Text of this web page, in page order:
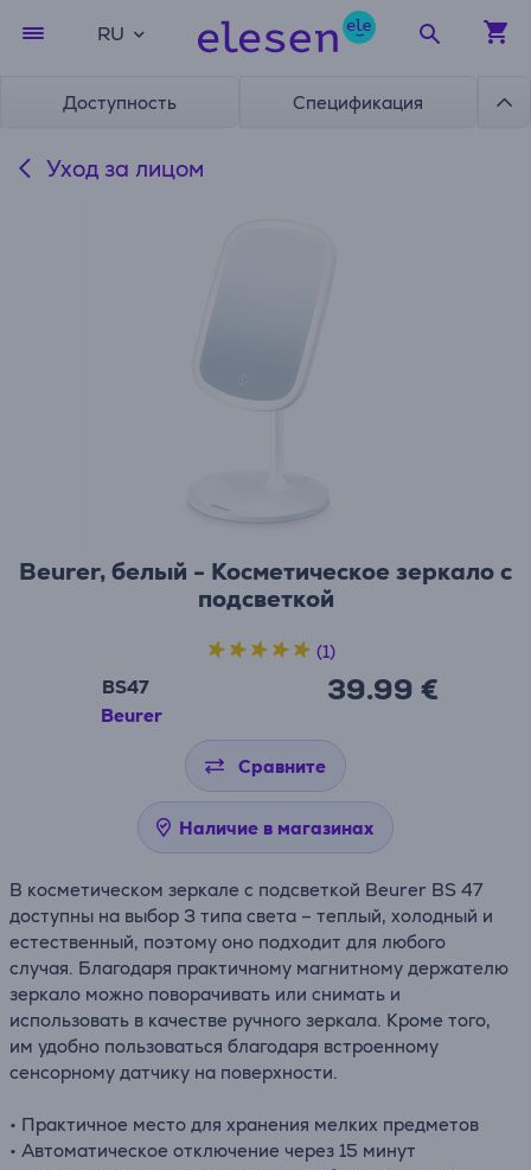
RU
Доступность Спецификация
Уход за лицом
Beurer, белый - Косметическое зеркало с
подсветкой
BS47
Beurer
39.99 €
(1)
Сравните
Наличие в магазинах
В косметическом зеркале с подсветкой Beurer BS 47
доступны на выбор 3 типа света – теплый, холодный и
естественный, поэтому оно подходит для любого
случая. Благодаря практичному магнитному держателю
зеркало можно поворачивать или снимать и
использовать в качестве ручного зеркала. Кроме того,
им удобно пользоваться благодаря встроенному
сенсорному датчику на поверхности.
• Практичное место для хранения мелких предметов
• Автоматическое отключение через 15 минут